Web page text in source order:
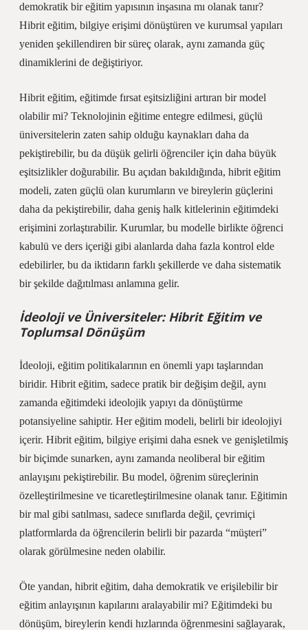
demokratik bir eğitim yapısının inşasına mı olanak tanır?
Hibrit eğitim, bilgiye erişimi dönüştüren ve kurumsal yapıları
yeniden şekillendiren bir süreç olarak, aynı zamanda güç
dinamiklerini de değiştiriyor.
Hibrit eğitim, eğitimde fırsat eşitsizliğini artıran bir model
olabilir mi? Teknolojinin eğitime entegre edilmesi, güçlü
üniversitelerin zaten sahip olduğu kaynakları daha da
pekiştirebilir, bu da düşük gelirli öğrenciler için daha büyük
eşitsizlikler doğurabilir. Bu açıdan bakıldığında, hibrit eğitim
modeli, zaten güçlü olan kurumların ve bireylerin güçlerini
daha da pekiştirebilir, daha geniş halk kitlelerinin eğitimdeki
erişimini zorlaştırabilir. Kurumlar, bu modelle birlikte öğrenci
kabulü ve ders içeriği gibi alanlarda daha fazla kontrol elde
edebilirler, bu da iktidarın farklı şekillerde ve daha sistematik
bir şekilde dağıtılması anlamına gelir.
İdeoloji ve Üniversiteler: Hibrit Eğitim ve
Toplumsal Dönüşüm
İdeoloji, eğitim politikalarının en önemli yapı taşlarından
biridir. Hibrit eğitim, sadece pratik bir değişim değil, aynı
zamanda eğitimdeki ideolojik yapıyı da dönüştürme
potansiyeline sahiptir. Her eğitim modeli, belirli bir ideolojiyi
içerir. Hibrit eğitim, bilgiye erişimi daha esnek ve genişletilmiş
bir biçimde sunarken, aynı zamanda neoliberal bir eğitim
anlayışını pekiştirebilir. Bu model, öğrenim süreçlerinin
özelleştirilmesine ve ticaretleştirilmesine olanak tanır. Eğitimin
bir mal gibi satılması, sadece sınıflarda değil, çevrimiçi
platformlarda da öğrencilerin belirli bir pazarda “müşteri”
olarak görülmesine neden olabilir.
Öte yandan, hibrit eğitim, daha demokratik ve erişilebilir bir
eğitim anlayışının kapılarını aralayabilir mi? Eğitimdeki bu
dönüşüm, bireylerin kendi hızlarında öğrenmesini sağlayarak,